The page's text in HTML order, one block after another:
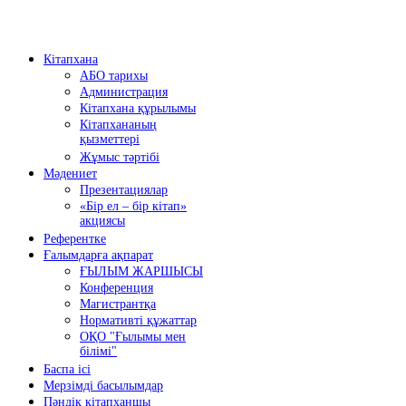
Кітапхана
АБО тарихы
Администрация
Кітапхана құрылымы
Кітапхананың
қызметтері
Жұмыс тәртібі
Мәдениет
Презентациялар
«Бір ел – бір кітап»
акциясы
Референтке
Ғалымдарға ақпарат
ҒЫЛЫМ ЖАРШЫСЫ
Конференция
Магистрантқа
Нормативті құжаттар
ОҚО "Ғылымы мен
білімі"
Баспа ісі
Мерзімді басылымдар
Пәндік кітапханшы